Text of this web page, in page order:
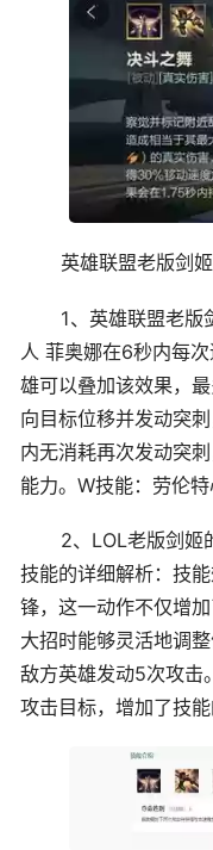
英雄联盟老版剑
1、英雄联盟老版
人 菲奥娜在6秒内每
雄可以叠加该效果，
向目标位移并发动突
内无消耗再次发动突
能力。W技能：劳伦
2、LOL老版剑姬
技能的详细解析：技
锋，这一动作不仅增
大招时能够灵活地调
敌方英雄发动5次攻击
攻击目标，增加了技能